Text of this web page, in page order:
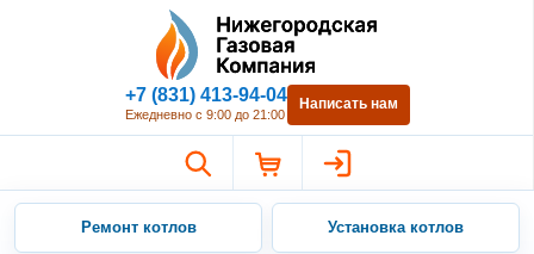
Нижегородская Газовая
+7 (831) 413-94-04
Ежедневно с 9:00 до 21:00
Написать нам
Ремонт котлов Установка котлов